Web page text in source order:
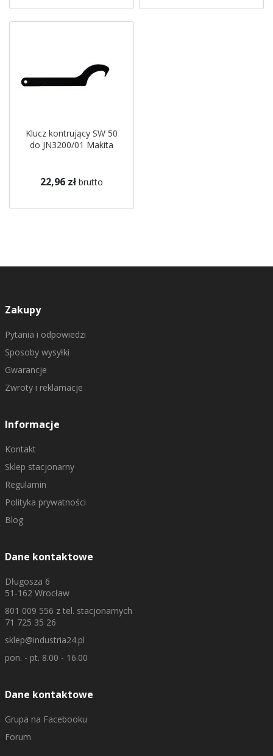
Klucz kontrujący SW 50
do JN3200/01 Makita
22,96 zł brutto
Zakupy
Pytania i odpowiedzi
Sposoby wysyłki
Gwarancje
Zwroty i reklamacje
Informacje
Kontakt
Sklep stacjonarny
Regulamin
Polityka prywatności
Blog
Dane kontaktowe
Długosza 6
51-162 Wrocław
801 009 556 z tel. stacjonarnych
71 725 35 26
sklep@industria24.pl
pon. - pt. 8.00 - 16.00
Dane kontaktowe
Grupa na Facebooku
Forum